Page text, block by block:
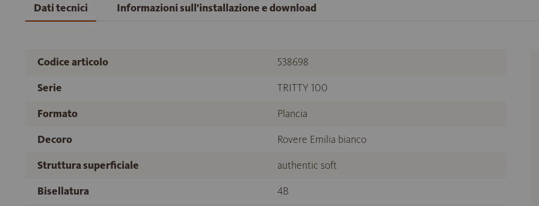
Dati tecnici Informazioni sull'installazione e download
Codice articolo
538698
Serie
TRITTY 100
Formato
Plancia
Decoro
Rovere Emilia bianco
Struttura superficiale
authentic soft
Bisellatura
4B